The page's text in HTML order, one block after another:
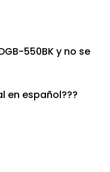
550BK y no se
en español???